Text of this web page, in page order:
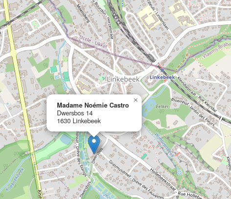
Madame Noémie Castro
Dwersbos 14
1630 Linkebeek
×